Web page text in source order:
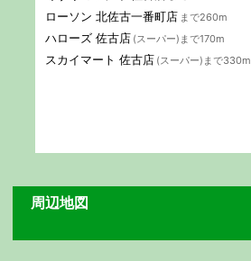
ローソン 北佐古一番町店 まで260m
ハローズ 佐古店 (スーパー)まで170m
スカイマート 佐古店 (スーパー)まで330m
周辺地図